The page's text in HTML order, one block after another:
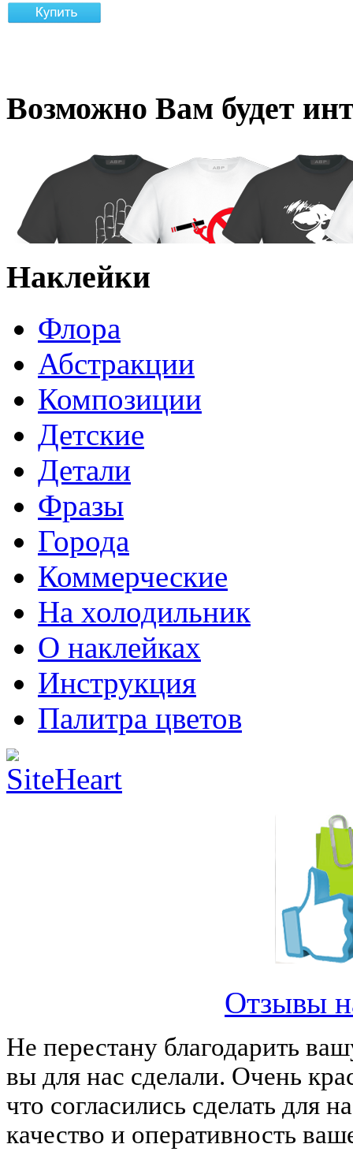
Возможно Вам будет
Наклейки
Флора
Абстракции
Композиции
Детские
Детали
Фразы
Города
Коммерческие
На холодильник
О наклейках
Инструкция
Палитра цветов
Отзывы
Не перестану благодарить
вы для нас сделали. Очень
что согласились сделать для
качество и оперативность